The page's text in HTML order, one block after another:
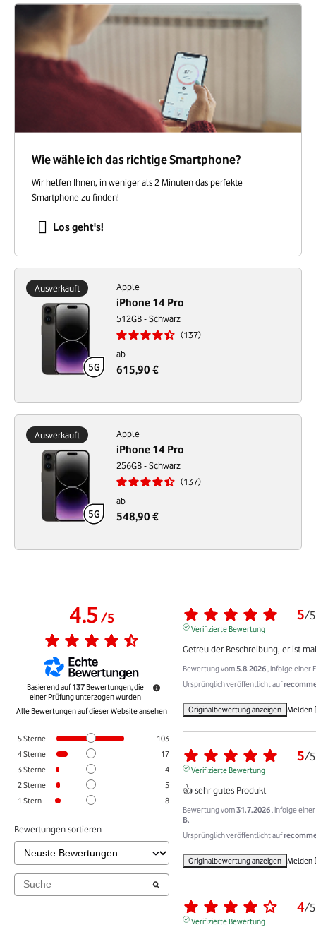
Wie wähle ich das richtige Smartphone?
Wir helfen Ihnen, in weniger als 2 Minuten das perfekte
Smartphone zu finden!
Los geht's!
Ausverkauft Apple
iPhone 14 Pro
512GB - Schwarz
137
ab
615,90 €
Ausverkauft Apple
iPhone 14 Pro
256GB - Schwarz
137
ab
548,90 €
4.5/5
Basierend auf137 Bewertungen, die
einer Prüfung unterzogen wurden
Alle Bewertungen auf dieser Website ansehen
5Sterne
103
4Sterne
17
3Sterne
4
2Sterne
5
1 Stern 8
Bewertungen sortieren
5/5
Verifizierte Bewertung
Getreu der Beschreibung, er ist
Bewertung vom5.8.2026 , infolge einer
Ursprünglich veröffentlicht auf
Originalbewertung anzeigen Melden
5/5
Verifizierte Bewertung
👍 sehr gutes Produkt
Bewertung vom31.7.2026 , infolge
B.
Ursprünglich veröffentlicht auf
Originalbewertung anzeigen Melden
4/5
Verifizierte Bewertung